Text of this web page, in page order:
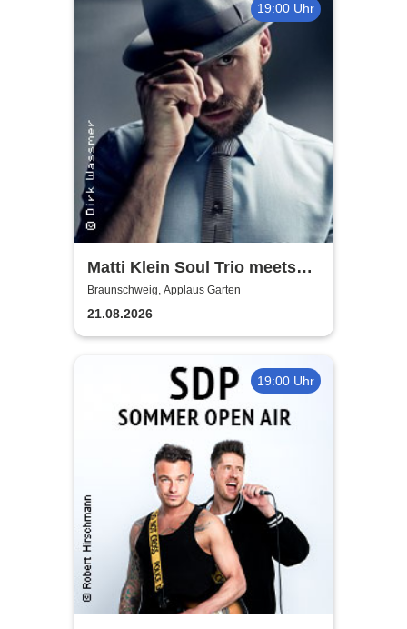
19:00 Uhr
Matti Klein Soul Trio meets
Max Mutzke
Braunschweig, Applaus Garten
21.08.2026
19:00 Uhr